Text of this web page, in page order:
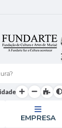
EMPRESA